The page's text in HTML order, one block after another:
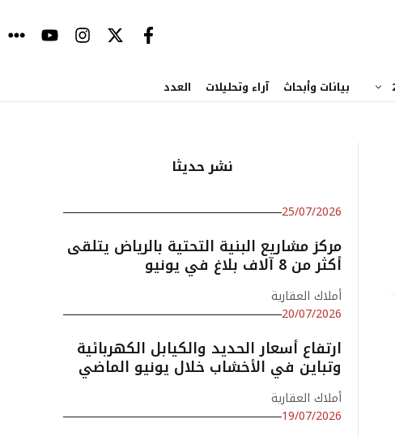
بيانات وأبحاث آراء وتحليلات العدد
نشر حديثا
25/07/2026
مركز مشاريع البنية التحتية بالرياض يتلقى
أكثر من 8 آلاف بلاغ في يونيو
أملاك العقارية
20/07/2026
ارتفاع أسعار الحديد والكيابل الكهربائية
وتباين في الأخشاب خلال يونيو الماضي
أملاك العقارية
19/07/2026